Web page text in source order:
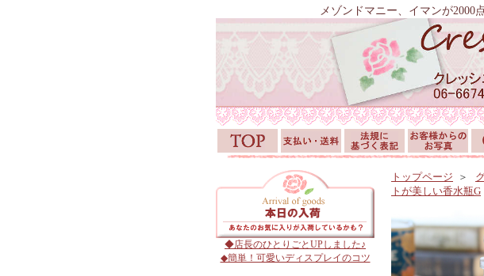
メゾンドマニー、イマンが2000
◆店長のひとりごとUPしました♪
◆簡単！可愛いディスプレイのコツ
トップページ ＞
トが美しい香水瓶G